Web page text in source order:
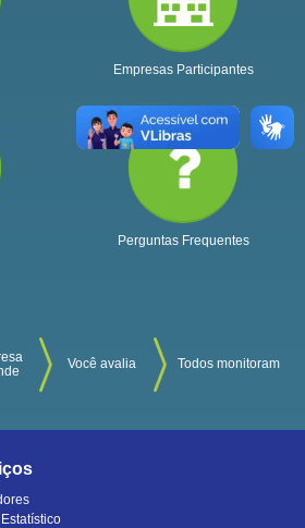
Empresas Participantes
Perguntas Frequentes
Você avalia Todos monitoram